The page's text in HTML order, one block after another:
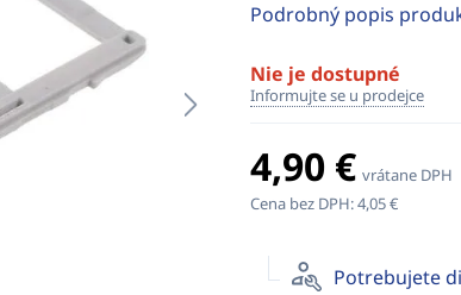
Podrobný popis
Nie je dostupné
Informujte se u prodejce
4,90 € vrátane DPH
Cena bez DPH:4,05 €
Potrebujete